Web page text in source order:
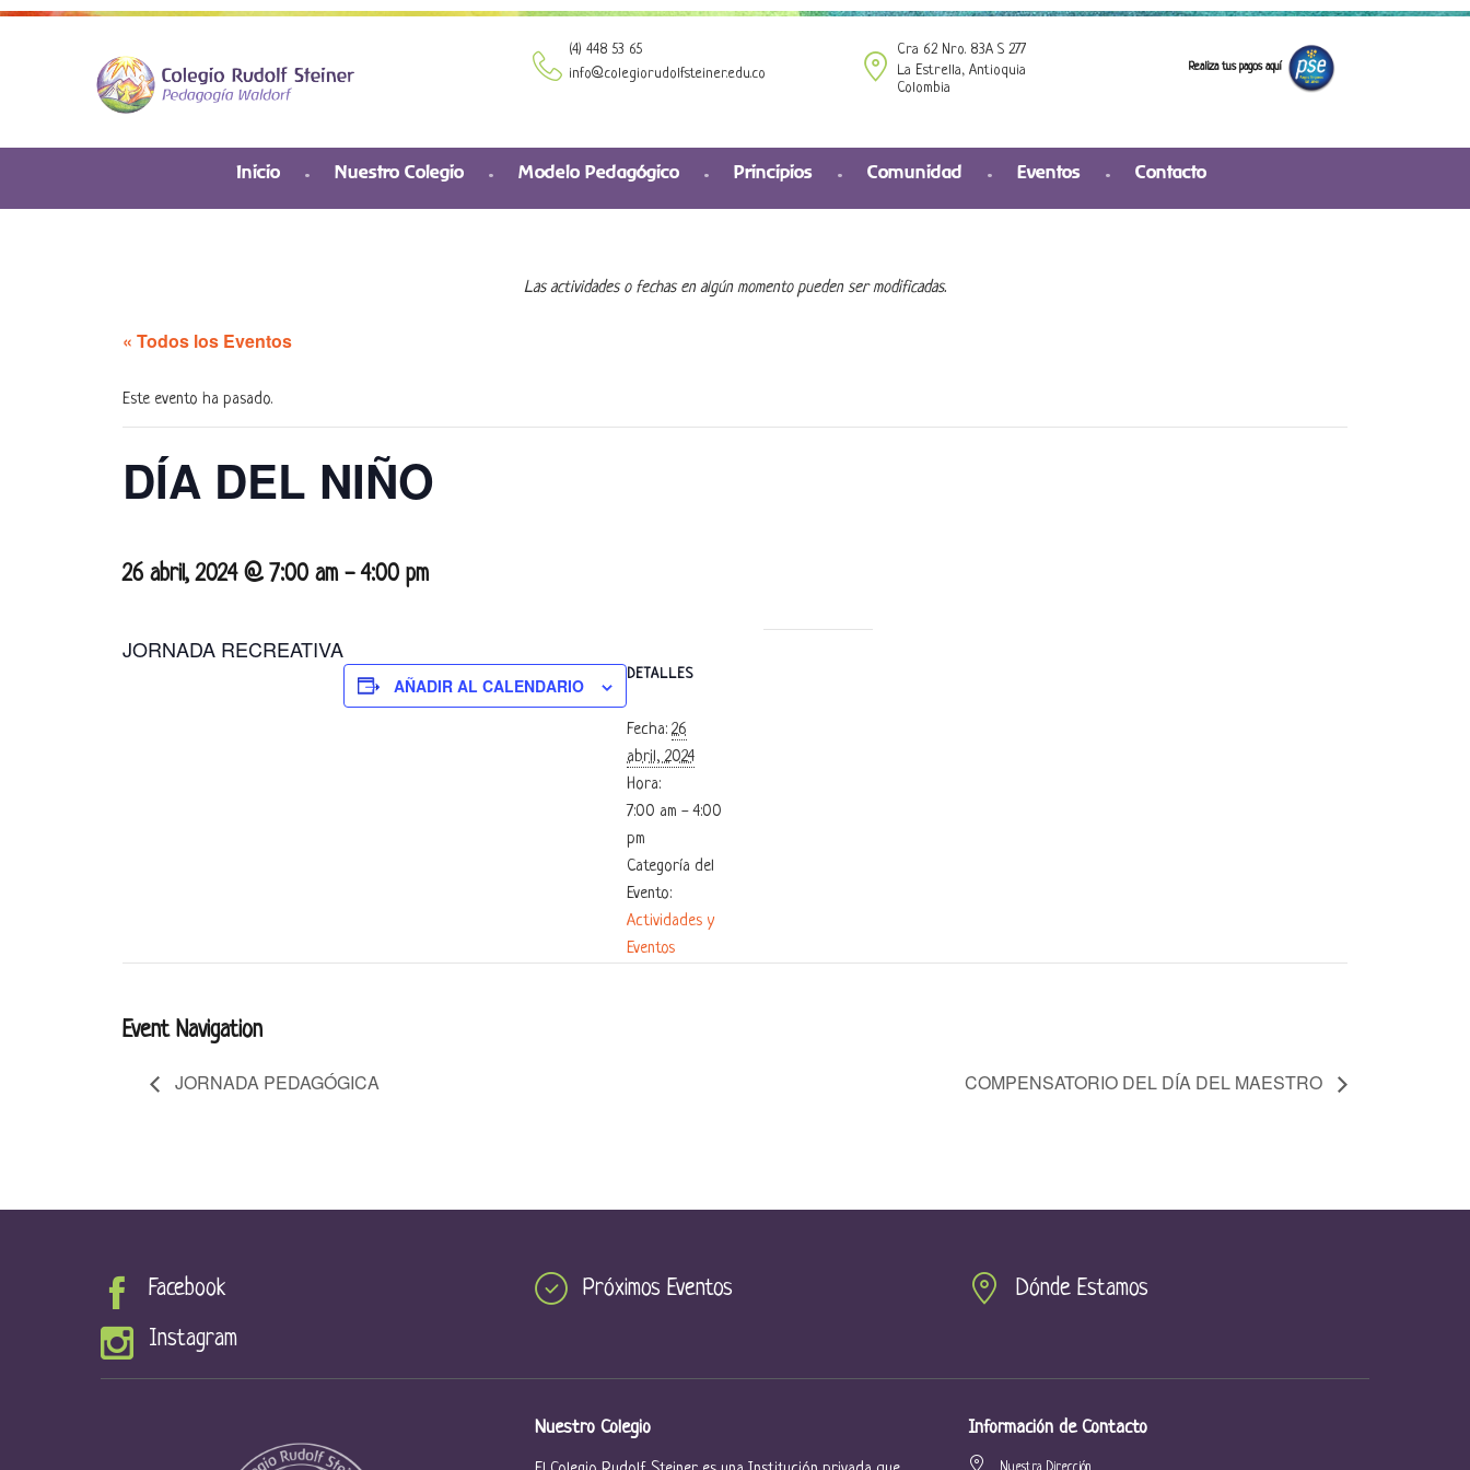
(4) 448 53 65
info@colegiorudolfsteiner.edu.co
Cra 62 Nro. 83A S 277
La Estrella, Antioquia
Colombia
Realiza tus pagos aquí
Inicio Nuestro Colegio Modelo Pedagógico Principios Comunidad Eventos Contacto
Las actividades o fechas en algún momento pueden ser modificadas.
« Todos los Eventos
Este evento ha pasado.
DÍA DEL NIÑO
26 abril, 2024 @ 7:00 am -4:00 pm
JORNADA RECREATIVA
AÑADIR AL CALENDARIO
DETALLES
Fecha: 26
abril, 2024
Hora:
7:00 am - 4:00
pm
Categoría del
Evento:
Actividades y
Eventos
Event Navigation
JORNADA PEDAGÓGICA COMPENSATORIO DEL DÍA DEL MAESTRO
Facebook
Instagram
Próximos Eventos Dónde Estamos
Nuestro Colegio Información de Contacto